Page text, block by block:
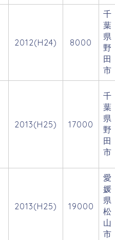
2012(H24) 8000
千
葉
県
野
田
市
2013(H25) 17000
千
葉
県
野
田
市
2013(H25) 19000
愛
媛
県
松
山
市